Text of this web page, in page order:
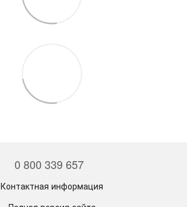
0 800 339 657
Контактная информация